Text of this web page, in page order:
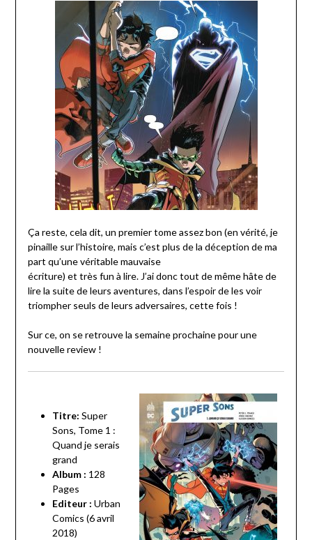
Ça reste, cela dit, un premier tome assez bon (en vérité, je
pinaille sur l’histoire, mais c’est plus de la déception de ma
part qu’une véritable mauvaise
écriture) et très fun à lire. J’ai donc tout de même hâte de
lire la suite de leurs aventures, dans l’espoir de les voir
triompher seuls de leurs adversaires, cette fois !
Sur ce, on se retrouve la semaine prochaine pour une
nouvelle review !
Titre: Super
Sons, Tome 1 :
Quand je serais
grand
Album : 128
Pages
Editeur : Urban
Comics (6 avril
2018)